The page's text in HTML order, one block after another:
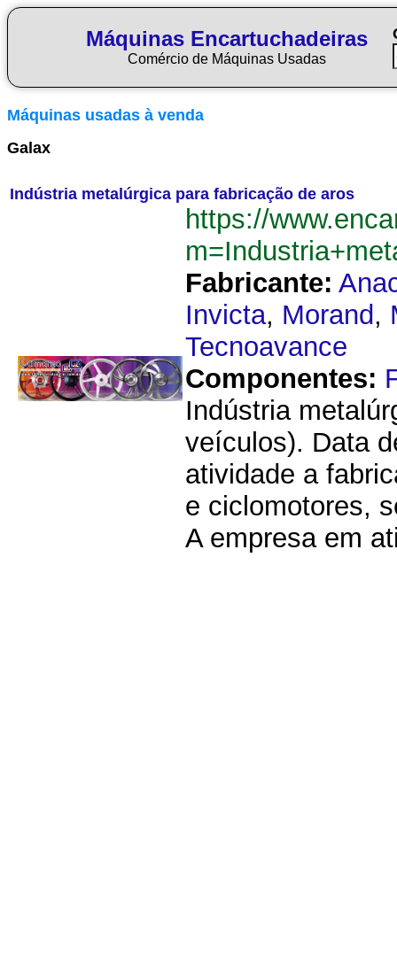
Máquinas Encartuchadeiras
Comércio de Máquinas Usadas
Máquinas usadas à venda
Galax
Indústria metalúrgica para fabricação de aros
https://
Fabricante:
Invicta, Morand,
Tecnoavance
Componentes:
Indústria
veículos). Data
atividade a
e ciclomotores,
A empresa em